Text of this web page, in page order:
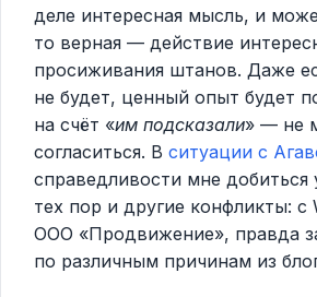
деле интересная мысль, и
то верная — действие
просиживания штанов. Даже
не будет, ценный опыт будет
на счёт «им подсказали» — не
согласиться. В ситуации с
справедливости мне добиться
тех пор и другие конфликты: с
ООО «Продвижение», правда
по различным причинам из